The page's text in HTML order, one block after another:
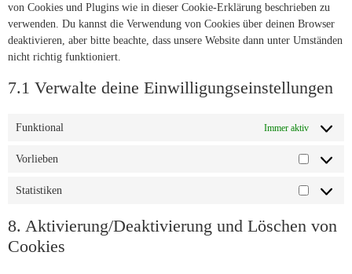
von Cookies und Plugins wie in dieser Cookie-Erklärung beschrieben zu
verwenden. Du kannst die Verwendung von Cookies über deinen Browser
deaktivieren, aber bitte beachte, dass unsere Website dann unter Umständen
nicht richtig funktioniert.
7.1 Verwalte deine Einwilligungseinstellungen
Funktional Immer aktiv
Vorlieben
Statistiken
8. Aktivierung/Deaktivierung und Löschen von
Cookies